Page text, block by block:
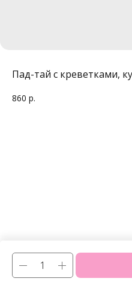
Пад-тай с креветками,
860 р.